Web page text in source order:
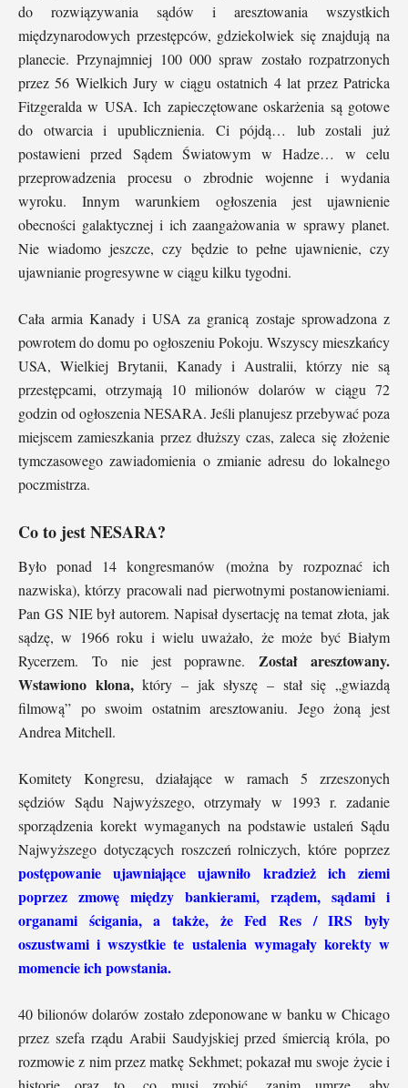
do rozwiązywania sądów i aresztowania wszystkich
międzynarodowych przestępców, gdziekolwiek się znajdują na
planecie. Przynajmniej 100 000 spraw zostało rozpatrzonych
przez 56 Wielkich Jury w ciągu ostatnich 4 lat przez Patricka
Fitzgeralda w USA. Ich zapieczętowane oskarżenia są gotowe
do otwarcia i upublicznienia. Ci pójdą… lub zostali już
postawieni przed Sądem Światowym w Hadze… w celu
przeprowadzenia procesu o zbrodnie wojenne i wydania
wyroku. Innym warunkiem ogłoszenia jest ujawnienie
obecności galaktycznej i ich zaangażowania w sprawy planet.
Nie wiadomo jeszcze, czy będzie to pełne ujawnienie, czy
ujawnianie progresywne w ciągu kilku tygodni.
Cała armia Kanady i USA za granicą zostaje sprowadzona z
powrotem do domu po ogłoszeniu Pokoju. Wszyscy mieszkańcy
USA, Wielkiej Brytanii, Kanady i Australii, którzy nie są
przestępcami, otrzymają 10 milionów dolarów w ciągu 72
godzin od ogłoszenia NESARA. Jeśli planujesz przebywać poza
miejscem zamieszkania przez dłuższy czas, zaleca się złożenie
tymczasowego zawiadomienia o zmianie adresu do lokalnego
poczmistrza.
Co to jest NESARA?
Było ponad 14 kongresmanów (można by rozpoznać ich
nazwiska), którzy pracowali nad pierwotnymi postanowieniami.
Pan GS NIE był autorem. Napisał dysertację na temat złota, jak
sądzę, w 1966 roku i wielu uważało, że może być Białym
Rycerzem. To nie jest poprawne. Został aresztowany.
Wstawiono klona,który – jak słyszę – stał się „gwiazdą
filmową” po swoim ostatnim aresztowaniu. Jego żoną jest
Andrea Mitchell.
Komitety Kongresu, działające w ramach 5 zrzeszonych
sędziów Sądu Najwyższego, otrzymały w 1993 r. zadanie
sporządzenia korekt wymaganych na podstawie ustaleń Sądu
Najwyższego dotyczących roszczeń rolniczych, które poprzez
postępowanie ujawniające ujawniło kradzież ich ziemi
poprzez zmowę między bankierami, rządem, sądami i
organami ścigania, a także, że Fed Res / IRS były
oszustwami i wszystkie te ustalenia wymagały korekty w
momencie ich powstania.
40 bilionów dolarów zostało zdeponowane w banku w Chicago
przez szefa rządu Arabii Saudyjskiej przed śmiercią króla, po
rozmowie z nim przez matkę Sekhmet; pokazał mu swoje życie i